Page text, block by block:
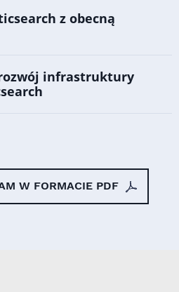
z obecną
infrastruktury
W FORMACIE PDF